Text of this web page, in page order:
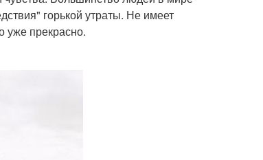
горькой утраты. Не имеет
уже прекрасно.